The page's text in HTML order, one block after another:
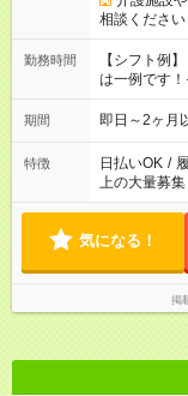
相談ください
勤務時間
【シフト例】
は一例です
期間 即日～2ヶ月
特徴 日払いOK /
上の大量募集
気になる！
掲